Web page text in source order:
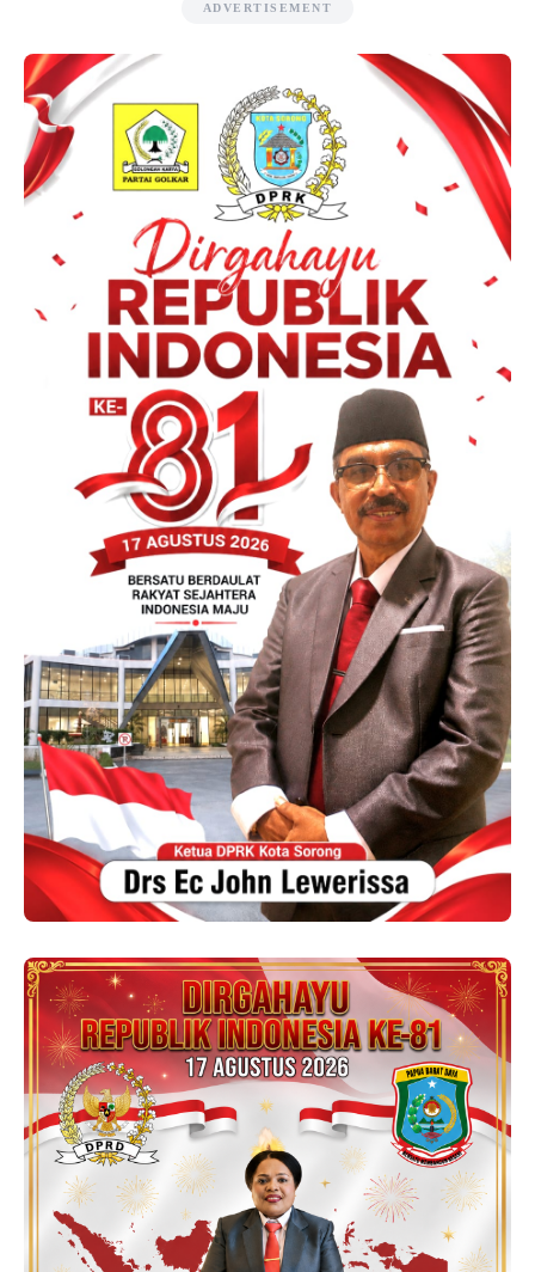
ADVERTISEMENT